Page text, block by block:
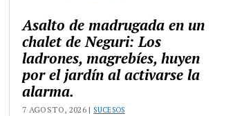
Asalto de madrugada en un
chalet de Neguri: Los
ladrones, magrebíes, huyen
por el jardín al activarse la
alarma.
7 AGOSTO, 2026 | SUCESOS